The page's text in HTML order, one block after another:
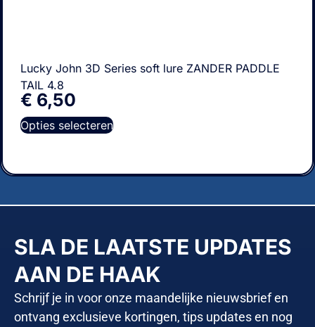
Lucky John 3D Series soft lure ZANDER PADDLE
TAIL 4.8
€ 6,50
Opties selecteren
SLA DE LAATSTE UPDATES
AAN DE HAAK
Schrijf je in voor onze maandelijke nieuwsbrief en
ontvang exclusieve kortingen, tips updates en nog